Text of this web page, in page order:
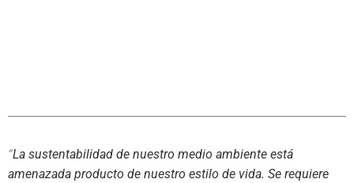
“La sustentabilidad de nuestro medio ambiente está
amenazada producto de nuestro estilo de vida. Se requiere